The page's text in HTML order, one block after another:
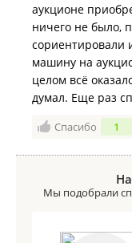
аукционе
ничего не было,
сориентировали
машину на
целом всё
думал. Еще раз
Спасибо 1
Мы подобрали